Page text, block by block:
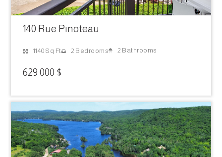
140 Rue Pinoteau
1140 Sq Ft 2 Bedrooms 2 Bathrooms
629 000 $